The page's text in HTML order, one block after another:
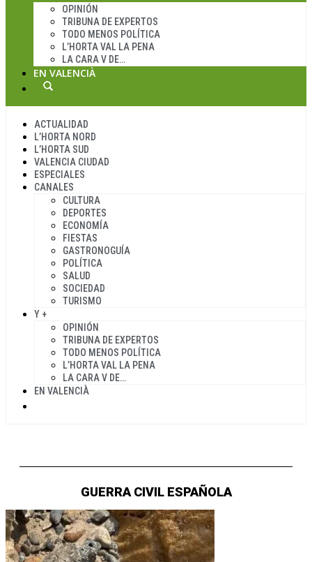
OPINIÓN
TRIBUNA DE EXPERTOS
TODO MENOS POLÍTICA
L’HORTA VAL LA PENA
LA CARA V DE…
EN VALENCIÀ
ACTUALIDAD
L’HORTA NORD
L’HORTA SUD
VALENCIA CIUDAD
ESPECIALES
CANALES
CULTURA
DEPORTES
ECONOMÍA
FIESTAS
GASTRONOGUÍA
POLÍTICA
SALUD
SOCIEDAD
TURISMO
Y +
OPINIÓN
TRIBUNA DE EXPERTOS
TODO MENOS POLÍTICA
L’HORTA VAL LA PENA
LA CARA V DE…
EN VALENCIÀ
GUERRA CIVIL ESPAÑOLA